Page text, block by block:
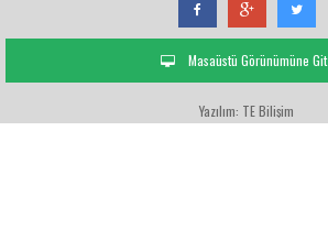
Masaüstü Görünümüne Git
Yazılım: TE Bilişim